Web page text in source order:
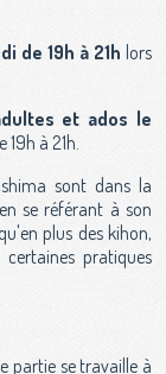
de 19h à 21h lors
et ados le
à 21h.
sont dans la
se référant à son
plus des kihon,
pratiques
partie se travaille à